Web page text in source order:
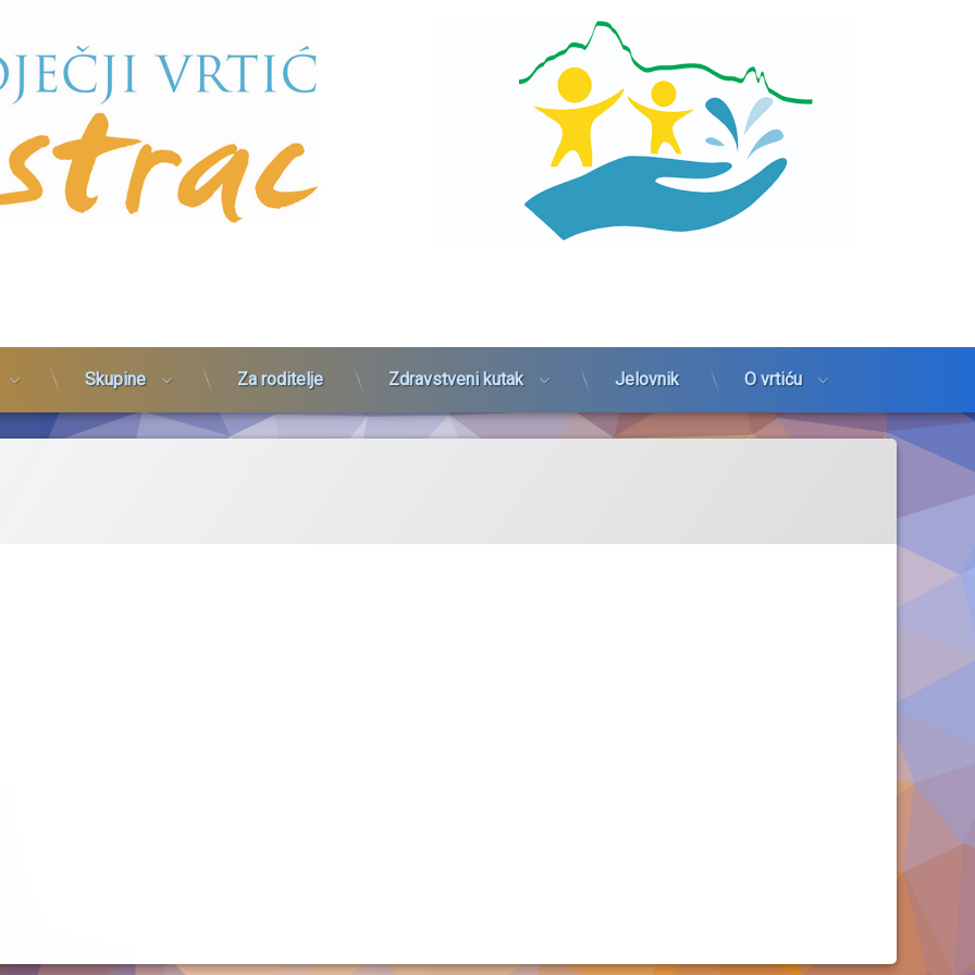
Skupine Za roditelje Zdravstveni kutak Jelovnik O vrtiću